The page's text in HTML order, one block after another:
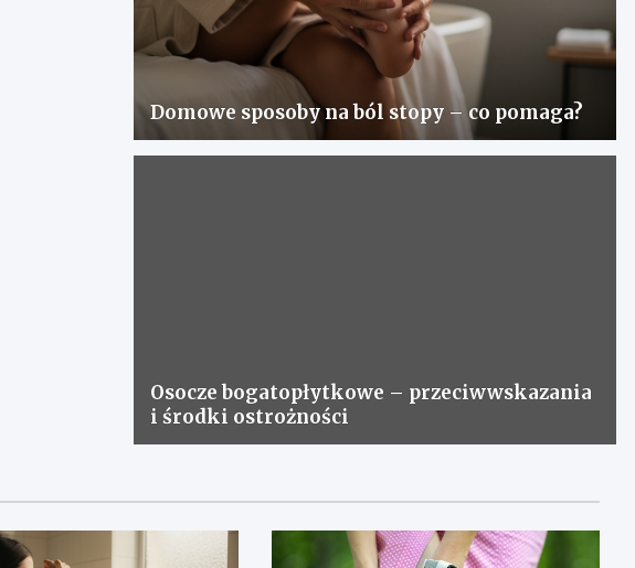
Domowe sposoby na ból stopy – co pomaga?
Osocze bogatopłytkowe – przeciwwskazania
i środki ostrożności